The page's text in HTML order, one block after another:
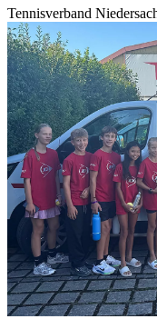
Tennisverband